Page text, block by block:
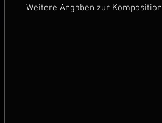
Weitere Angaben zur Komposition